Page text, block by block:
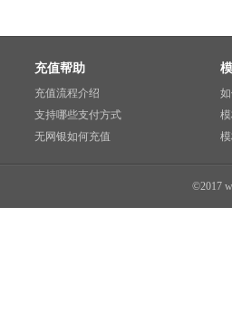
充值帮助
充值流程介绍
支持哪些支付方式
无网银如何充值
©2017